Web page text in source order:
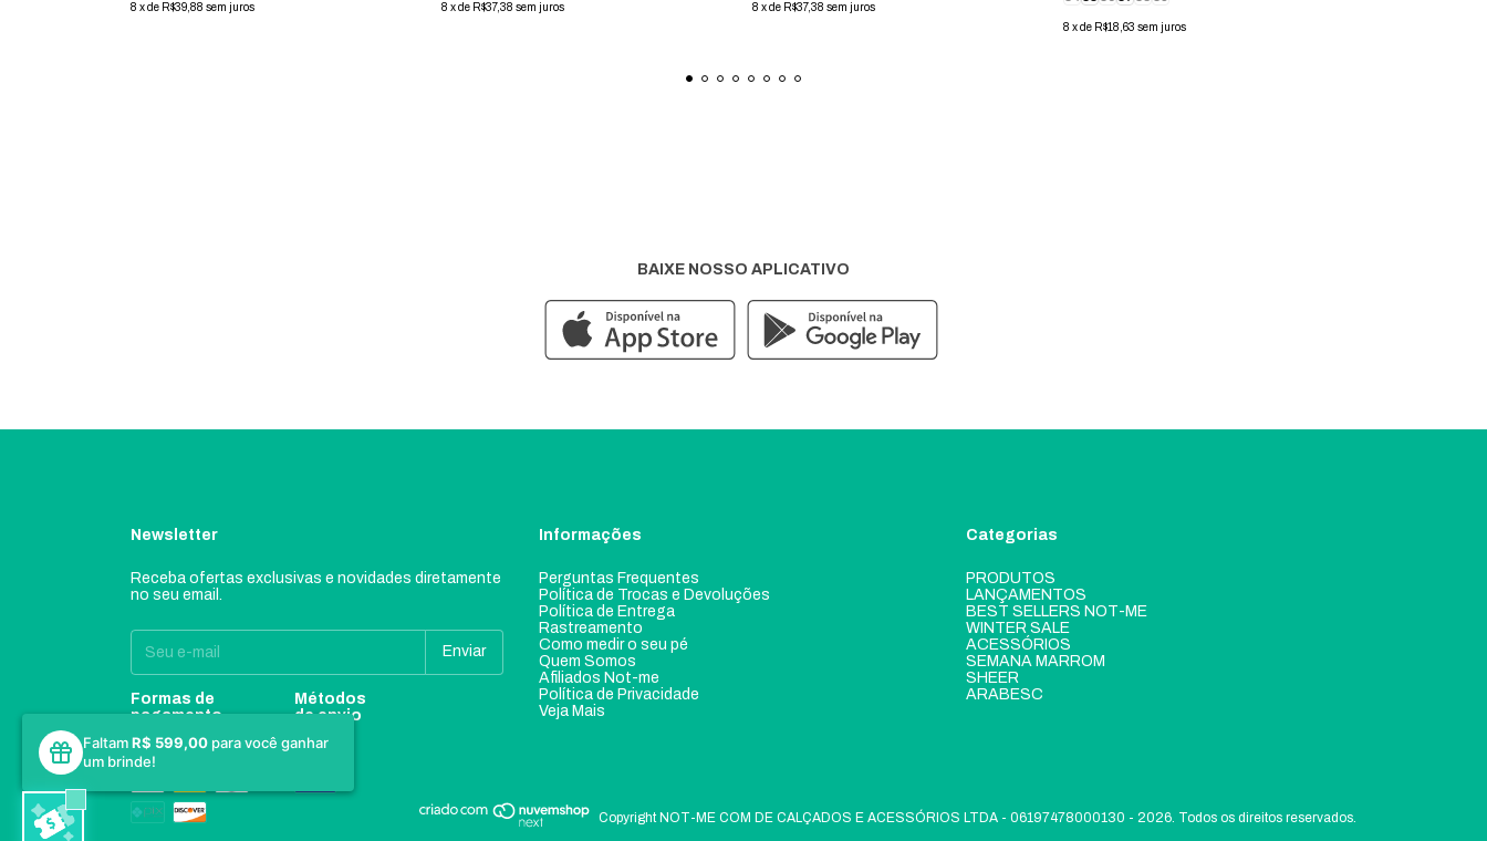
FaltamR$ 599,00 para você ganhar
um brinde!
8 xde R$39,88 sem juros 8 xde R$37,38 sem juros 8 xde R$37,38 sem juros
8 xde R$18,63 sem juros
BAIXE NOSSO APLICATIVO
Newsletter
Receba ofertas exclusivas e novidades diretamente
no seu email.
Informações
Perguntas Frequentes
Política de Trocas e Devoluções
Política de Entrega
Rastreamento
Como medir o seu pé
Quem Somos
Afiliados Not-me
Política de Privacidade
Veja Mais
Categorias
PRODUTOS
LANÇAMENTOS
BEST SELLERS NOT-ME
WINTER SALE
ACESSÓRIOS
SEMANA MARROM
SHEER
ARABESC
Formas de
pagamento
Métodos
de envio
Copyright NOT-ME COM DE CALÇADOS E ACESSÓRIOS LTDA - 06197478000130 - 2026. Todos os direitos reservados.